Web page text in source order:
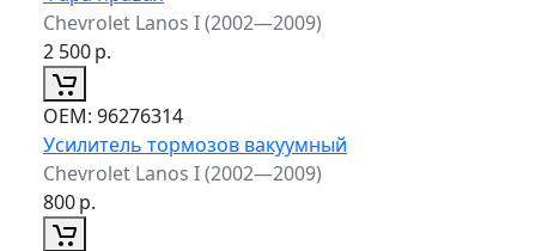
Chevrolet Lanos I (2002—2009)
2 500р.
ОЕМ: 96276314
Усилитель тормозов вакуумный
Chevrolet Lanos I (2002—2009)
800р.